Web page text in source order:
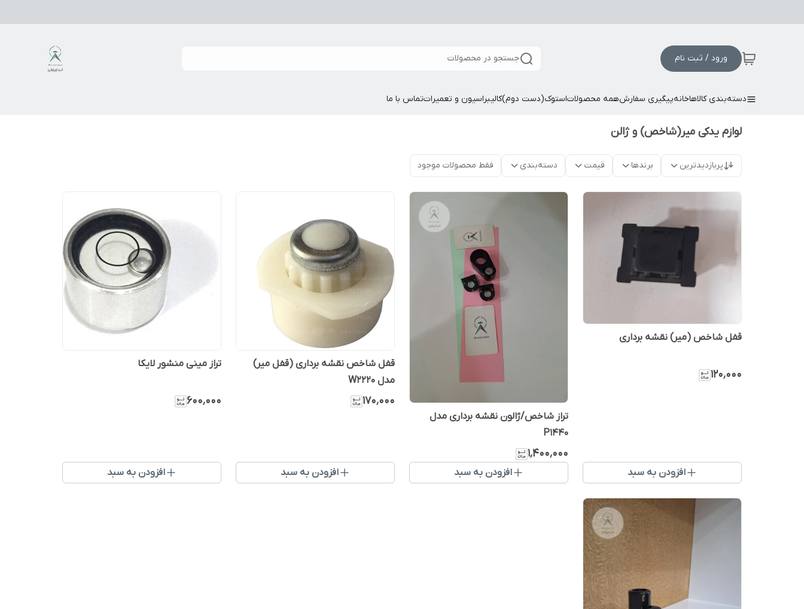
ورود / ثبت نام جستجو در محصولات
دسته‌بندی کالاهاخانهپیگیری سفارشهمه محصولاتاستوک(دست دوم)کالیبراسیون و تعمیراتتماس با ما
لوازم یدکی میر(شاخص) و ژالن
پربازدیدترین برندها قیمت دسته‌بندی فقط محصولات موجود
قفل شاخص (میر) نقشه برداری
۱۲۰٬۰۰۰
افزودن به سبد
تراز شاخص/ژالون نقشه برداری مدل
P1440
۱٬۴۰۰٬۰۰۰
افزودن به سبد
قفل شاخص نقشه برداری (قفل میر)
مدل W2220
۱۷۰٬۰۰۰
افزودن به سبد
تراز مینی منشور لایکا
۶۰۰٬۰۰۰
افزودن به سبد